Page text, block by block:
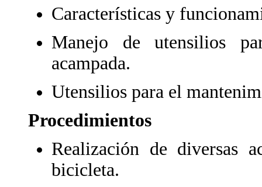
Características y
Manejo de utensilios
acampada.
Utensilios para el
Procedimientos
Realización de diversas
bicicleta.